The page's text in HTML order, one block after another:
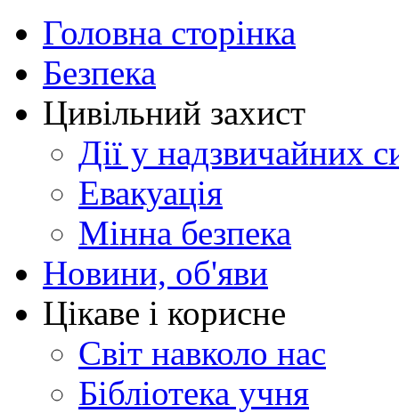
Головна сторінка
Безпека
Цивільний захист
Дії у надзвичайних
Евакуація
Мінна безпека
Новини, об'яви
Цікаве і корисне
Світ навколо нас
Бібліотека учня